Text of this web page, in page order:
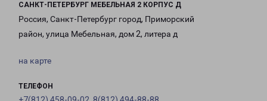
САНКТ-ПЕТЕРБУРГ МЕБЕЛЬНАЯ 2 КОРПУС Д
Россия, Санкт-Петербург город, Приморский
район, улица Мебельная, дом 2, литера д
на карте
ТЕЛЕФОН